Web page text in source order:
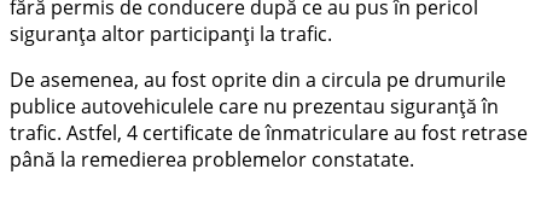
fără permis de conducere după ce au pus în pericol
siguranța altor participanți la trafic.
De asemenea, au fost oprite din a circula pe drumurile
publice autovehiculele care nu prezentau siguranță în
trafic. Astfel, 4 certificate de înmatriculare au fost retrase
până la remedierea problemelor constatate.